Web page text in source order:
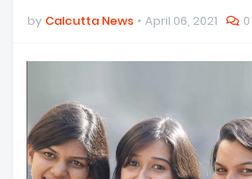
by Calcutta News April 06, 2021